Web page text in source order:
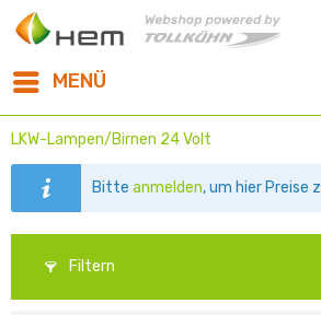
MENÜ
LKW-Lampen/Birnen 24 Volt
Bitteanmelden, um hier Preise
Filtern